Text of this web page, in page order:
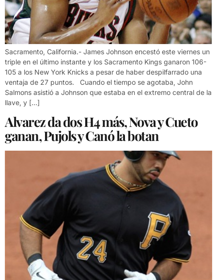
Sacramento, California.- James Johnson encestó este viernes un
triple en el último instante y los Sacramento Kings ganaron 106-
105 a los New York Knicks a pesar de haber despilfarrado una
ventaja de 27 puntos. Cuando el tiempo se agotaba, John
Salmons asistió a Johnson que estaba en el extremo central de la
llave, y […]
Alvarez da dos H4 más, Nova y Cueto
ganan, Pujols y Canó la botan